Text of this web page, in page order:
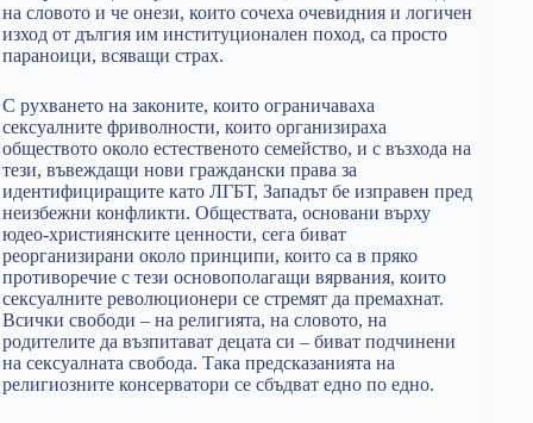
на словото и че онези, които сочеха очевидния и логичен
изход от дългия им институционален поход, са просто
параноици, всяващи страх.
С рухването на законите, които ограничаваха
сексуалните фриволности, които организираха
обществото около естественото семейство, и с възхода на
тези, въвеждащи нови граждански права за
идентифициращите като ЛГБТ, Западът бе изправен пред
неизбежни конфликти. Обществата, основани върху
юдео-християнските ценности, сега биват
реорганизирани около принципи, които са в пряко
противоречие с тези основополагащи вярвания, които
сексуалните революционери се стремят да премахнат.
Всички свободи – на религията, на словото, на
родителите да възпитават децата си – биват подчинени
на сексуалната свобода. Така предсказанията на
религиозните консерватори се сбъдват едно по едно.